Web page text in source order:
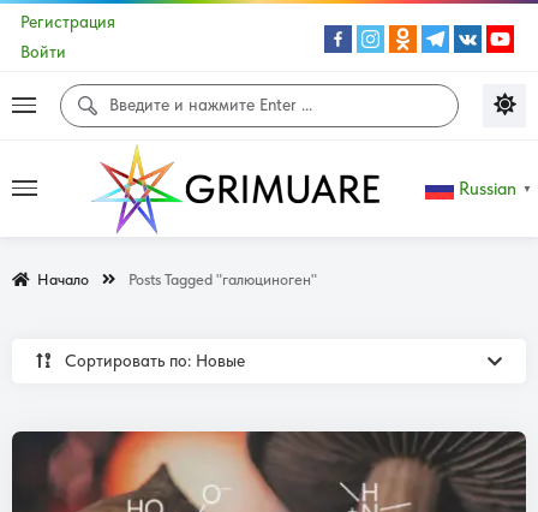
Регистрация
Войти
Russian ▼
Начало Posts Tagged "галюциноген"
Сортировать по: Новые